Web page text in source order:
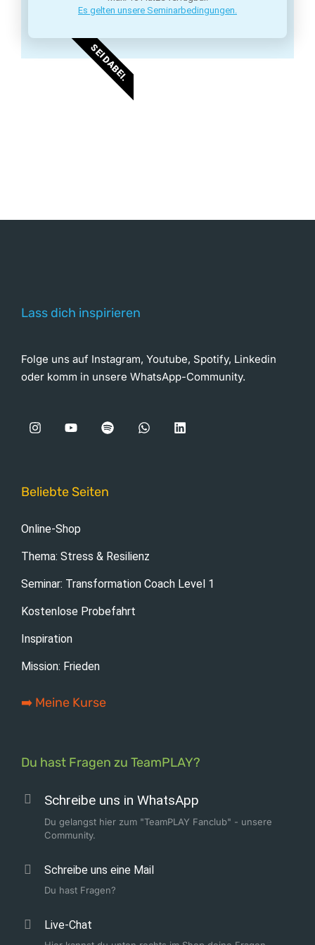
Es gelten unsere Seminarbedingungen.
SEI DABEI.
Lass dich inspirieren
Folge uns auf Instagram, Youtube, Spotify, Linkedin
oder komm in unsere WhatsApp-Community.
Beliebte Seiten
Online-Shop
Thema: Stress & Resilienz
Seminar: Transformation Coach Level 1
Kostenlose Probefahrt
Inspiration
Mission: Frieden
➡️ Meine Kurse
Du hast Fragen zu TeamPLAY?
Schreibe uns in WhatsApp
Du gelangst hier zum "TeamPLAY Fanclub" - unsere
Community.
Schreibe uns eine Mail
Du hast Fragen?
Live-Chat